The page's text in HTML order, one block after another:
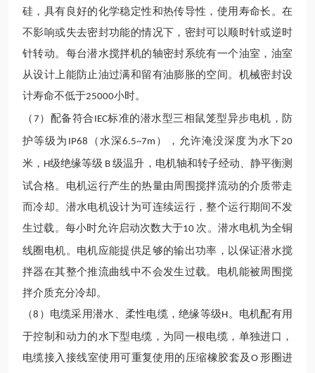
硅，具有良好的化学稳定性和热传导性，使用寿命长。在
不影响或失去密封功能的情况下，密封可以顺时针或逆时
针转动。每台潜水搅拌机的轴密封系统有一个油室，油室
从设计上能防止油过满和留有油膨胀的空间。机械密封设
计寿命不低于25000小时。
（ 7 ）配备符合 IEC标准的潜水型三相鼠笼型异步电机，防
护等级为 IP68 （水深6.5~7m ） ，允许淹没深度为水下20
米， H级绝缘等级 B级温升，电机轴和转子经动、静平衡测
试合格。电机运行产生的热量由周围搅拌流动的介质带走
而冷却。潜水电机设计为可连续运行，整个运行期间不发
生过载。每小时允许启动次数大于10次。潜水电机为全铜
线圈电机。电机应能提供足够的输出功率，以保证潜水搅
拌器在其整个推流曲线中不会发生过载。电机能被周围搅
拌介质充分冷却。
（8 ）电缆采用潜水、柔性电缆，绝缘等级H 。电机配有用
于控制和动力的水下型电缆，为同一根电缆，单独进口，
电缆接入接线室使用可重复使用的压缩橡胶套及 O形圈进